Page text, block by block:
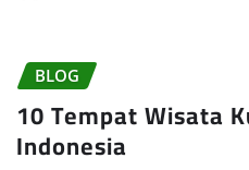
BLOG
10 Tempat Wisata
Indonesia